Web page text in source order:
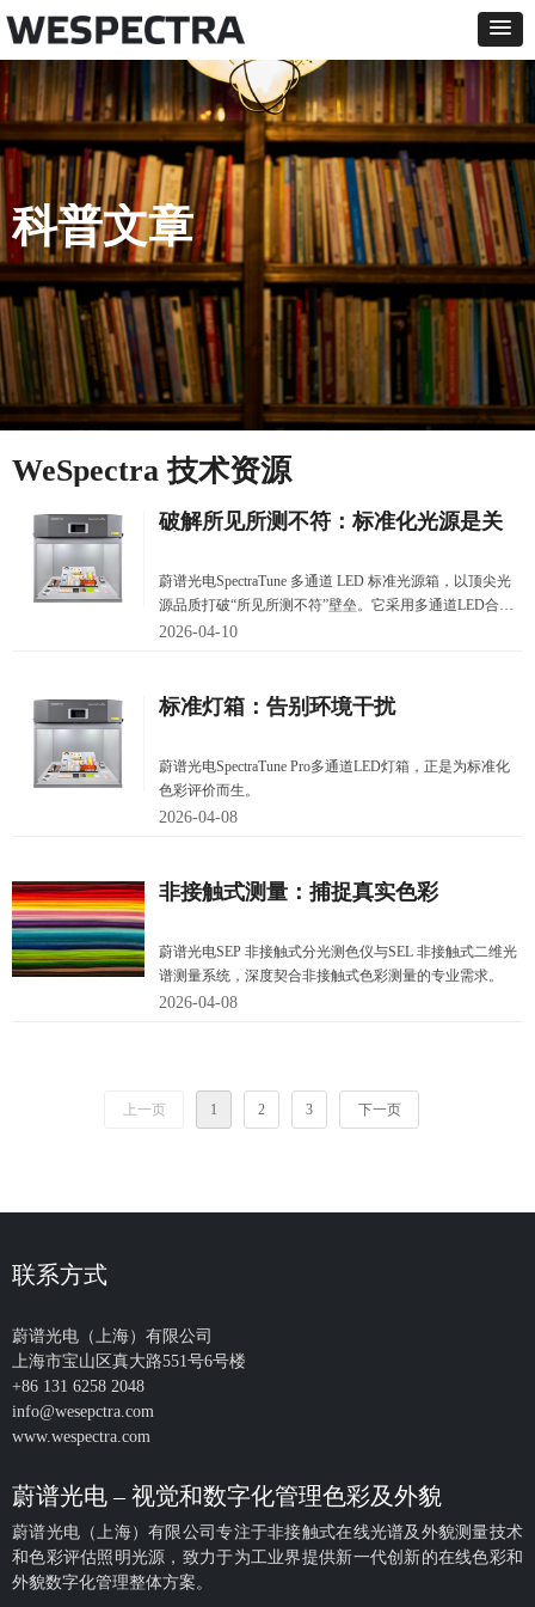
科普文章
破解所见所测不符：标准化光源是关
蔚谱光电SpectraTune 多通道 LED 标准光源箱，以顶尖光
源品质打破“所见所测不符”壁垒。它采用多通道LED合成
光谱技术，精准复现 D65、D50 等标准光源的SPD，显色
卤钨灯 + 滤光片方案的诸多弊端。
2026-04-10
标准灯箱：告别环境干扰
蔚谱光电SpectraTune Pro多通道LED灯箱，正是为标准化
色彩评价而生。
2026-04-08
非接触式测量：捕捉真实色彩
蔚谱光电SEP 非接触式分光测色仪与SEL 非接触式二维光
谱测量系统，深度契合非接触式色彩测量的专业需求。
2026-04-08
上一页 1 2 3 下一页
WeSpectra 技术资源
联系方式
蔚谱光电 – 视觉和数字化管理色彩及外貌
蔚谱光电（上海）有限公司专注于非接触式在线光谱及外貌测量技术
和色彩评估照明光源，致力于为工业界提供新一代创新的在线色彩和
外貌数字化管理整体方案。
蔚谱光电（上海）有限公司
上海市宝山区真大路551号6号楼
+86 131 6258 2048
info@wesepctra.com
www.wespectra.com